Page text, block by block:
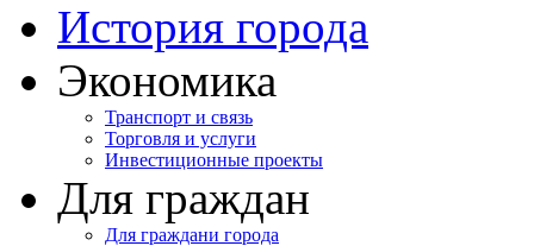
История города
Экономика
Транспорт и связь
Торговля и услуги
Инвестиционные проекты
Для граждан
Для граждани города